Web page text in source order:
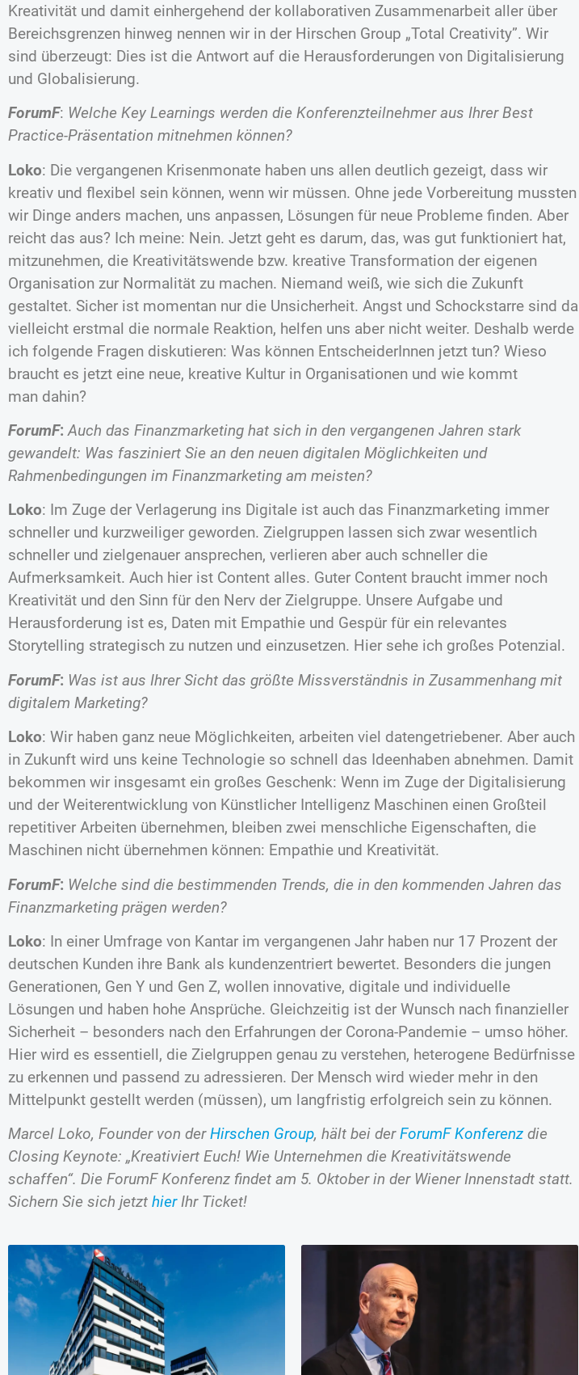
Kreativität und damit einhergehend der kollaborativen Zusammenarbeit aller über
Bereichsgrenzen hinweg nennen wir in der Hirschen Group „Total Creativity”. Wir
sind überzeugt: Dies ist die Antwort auf die Herausforderungen von Digitalisierung
und Globalisierung.
ForumF: Welche Key Learnings werden die Konferenzteilnehmer aus Ihrer Best
Practice-Präsentation mitnehmen können?
Loko: Die vergangenen Krisenmonate haben uns allen deutlich gezeigt, dass wir
kreativ und flexibel sein können, wenn wir müssen. Ohne jede Vorbereitung mussten
wir Dinge anders machen, uns anpassen, Lösungen für neue Probleme finden. Aber
reicht das aus? Ich meine: Nein. Jetzt geht es darum, das, was gut funktioniert hat,
mitzunehmen, die Kreativitätswende bzw. kreative Transformation der eigenen
Organisation zur Normalität zu machen. Niemand weiß, wie sich die Zukunft
gestaltet. Sicher ist momentan nur die Unsicherheit. Angst und Schockstarre sind da
vielleicht erstmal die normale Reaktion, helfen uns aber nicht weiter. Deshalb werde
ich folgende Fragen diskutieren: Was können EntscheiderInnen jetzt tun? Wieso
braucht es jetzt eine neue, kreative Kultur in Organisationen und wie kommt
man dahin?
ForumF: Auch das Finanzmarketing hat sich in den vergangenen Jahren stark
gewandelt: Was fasziniert Sie an den neuen digitalen Möglichkeiten und
Rahmenbedingungen im Finanzmarketing am meisten?
Loko: Im Zuge der Verlagerung ins Digitale ist auch das Finanzmarketing immer
schneller und kurzweiliger geworden. Zielgruppen lassen sich zwar wesentlich
schneller und zielgenauer ansprechen, verlieren aber auch schneller die
Aufmerksamkeit. Auch hier ist Content alles. Guter Content braucht immer noch
Kreativität und den Sinn für den Nerv der Zielgruppe. Unsere Aufgabe und
Herausforderung ist es, Daten mit Empathie und Gespür für ein relevantes
Storytelling strategisch zu nutzen und einzusetzen. Hier sehe ich großes Potenzial.
ForumF: Was ist aus Ihrer Sicht das größte Missverständnis in Zusammenhang mit
digitalem Marketing?
Loko: Wir haben ganz neue Möglichkeiten, arbeiten viel datengetriebener. Aber auch
in Zukunft wird uns keine Technologie so schnell das Ideenhaben abnehmen. Damit
bekommen wir insgesamt ein großes Geschenk: Wenn im Zuge der Digitalisierung
und der Weiterentwicklung von Künstlicher Intelligenz Maschinen einen Großteil
repetitiver Arbeiten übernehmen, bleiben zwei menschliche Eigenschaften, die
Maschinen nicht übernehmen können: Empathie und Kreativität.
ForumF: Welche sind die bestimmenden Trends, die in den kommenden Jahren das
Finanzmarketing prägen werden?
Loko: In einer Umfrage von Kantar im vergangenen Jahr haben nur 17 Prozent der
deutschen Kunden ihre Bank als kundenzentriert bewertet. Besonders die jungen
Generationen, Gen Y und Gen Z, wollen innovative, digitale und individuelle
Lösungen und haben hohe Ansprüche. Gleichzeitig ist der Wunsch nach finanzieller
Sicherheit – besonders nach den Erfahrungen der Corona-Pandemie – umso höher.
Hier wird es essentiell, die Zielgruppen genau zu verstehen, heterogene Bedürfnisse
zu erkennen und passend zu adressieren. Der Mensch wird wieder mehr in den
Mittelpunkt gestellt werden (müssen), um langfristig erfolgreich sein zu können.
Marcel Loko, Founder von derHirschen Group, hält bei derForumF Konferenz die
Closing Keynote: „Kreativiert Euch! Wie Unternehmen die Kreativitätswende
schaffen“. Die ForumF Konferenz findet am 5. Oktober in der Wiener Innenstadt statt.
Sichern Sie sich jetzt hier Ihr Ticket!